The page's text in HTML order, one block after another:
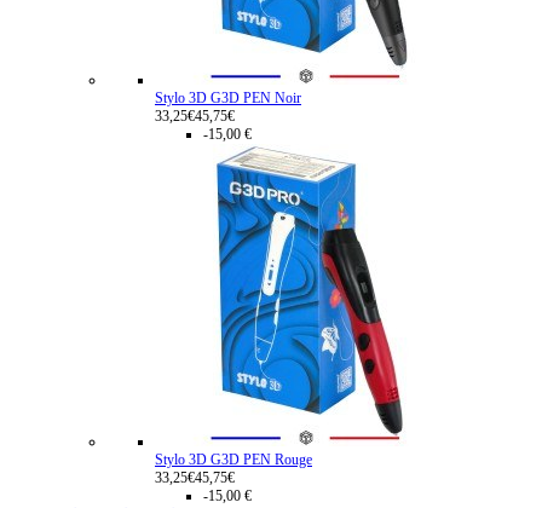
Stylo 3D G3D PEN Noir
33,25€45,75€
-15,00 €
Stylo 3D G3D PEN Rouge
33,25€45,75€
-15,00 €